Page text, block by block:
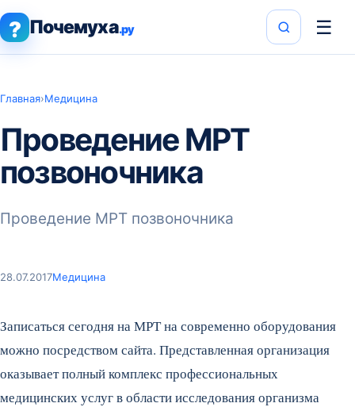
? Почемуха.ру ☰
Главная›Медицина
Проведение МРТ
позвоночника
Проведение МРТ позвоночника
28.07.2017Медицина
Записаться сегодня на МРТ на современно оборудования
можно посредством сайта. Представленная организация
оказывает полный комплекс профессиональных
медицинских услуг в области исследования организма